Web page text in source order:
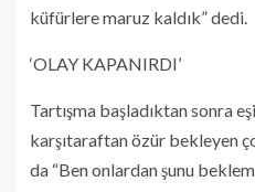
küfürlere maruz kaldık” dedi.
‘OLAY KAPANIRDI’
Tartışma başladıktan sonra
karşıtaraftan özür bekleyen
da “Ben onlardan şunu